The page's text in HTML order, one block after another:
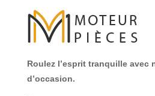
Roulez l’esprit tranquille avec
d’occasion.